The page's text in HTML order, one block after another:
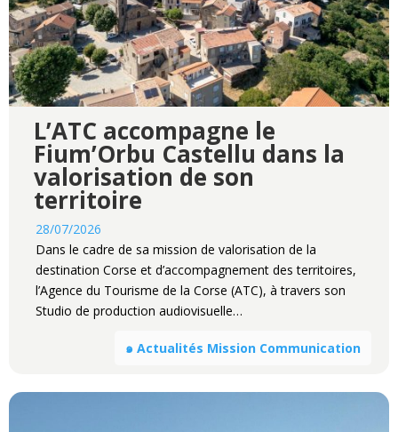
L’ATC accompagne le
Fium’Orbu Castellu dans la
valorisation de son
territoire
28/07/2026
Dans le cadre de sa mission de valorisation de la
destination Corse et d’accompagnement des territoires,
l’Agence du Tourisme de la Corse (ATC), à travers son
Studio de production audiovisuelle…
๑ Actualités Mission Communication